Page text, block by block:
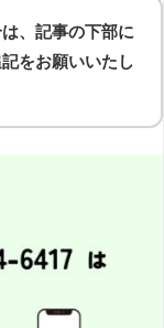
、記事の下部に
をお願いいたし